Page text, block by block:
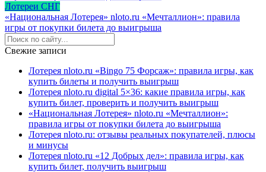
Лотереи СНГ
«Национальная Лотерея» nloto.ru «Мечталлион»: правила
игры от покупки билета до выигрыша
Свежие записи
Лотерея nloto.ru «Bingo 75 Форсаж»: правила игры, как
купить билеты и получить выигрыш
Лотерея nloto.ru digital 5×36: какие правила игры, как
купить билет, проверить и получить выигрыш
«Национальная Лотерея» nloto.ru «Мечталлион»:
правила игры от покупки билета до выигрыша
Лотерея nloto.ru: отзывы реальных покупателей, плюсы
и минусы
Лотерея nloto.ru «12 Добрых дел»: правила игры, как
купить билет, получить выигрыш